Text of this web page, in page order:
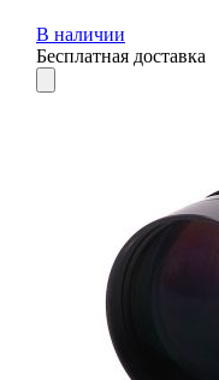
В наличии
Бесплатная доставка